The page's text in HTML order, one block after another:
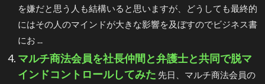
を嫌だと思う人も結構いると思いますが、どうしても最終的
にはその人のマインドが大きな影響を及ぼすのでビジネス書
にお ...
マルチ商法会員を社長仲間と弁護士と共同で脱マ
インドコントロールしてみた 先日、マルチ商法会員の